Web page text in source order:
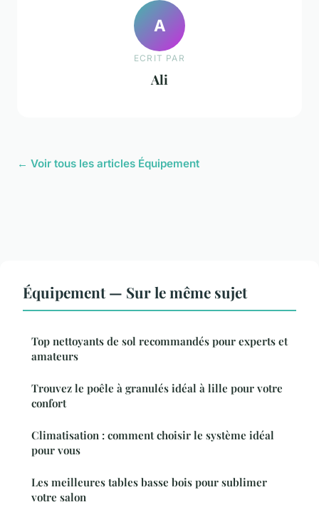
A
ECRIT PAR
Ali
← Voir tous les articles Équipement
Équipement — Sur le même sujet
Top nettoyants de sol recommandés pour experts et
amateurs
Trouvez le poêle à granulés idéal à lille pour votre
confort
Climatisation : comment choisir le système idéal
pour vous
Les meilleures tables basse bois pour sublimer
votre salon